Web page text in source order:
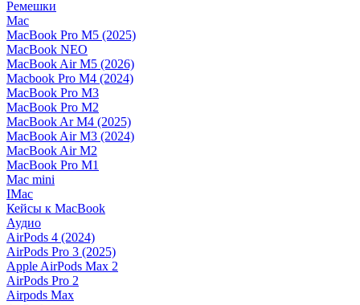
Ремешки
Mac
MacBook Pro M5 (2025)
MacBook NEO
MacBook Air M5 (2026)
Macbook Pro M4 (2024)
MacBook Pro M3
MacBook Pro M2
MacBook Ar M4 (2025)
MacBook Air M3 (2024)
MacBook Air M2
MacBook Pro M1
Mac mini
IMac
Кейсы к MacBook
Аудио
AirPods 4 (2024)
AirPods Pro 3 (2025)
Apple AirPods Max 2
AirPods Pro 2
Airpods Max